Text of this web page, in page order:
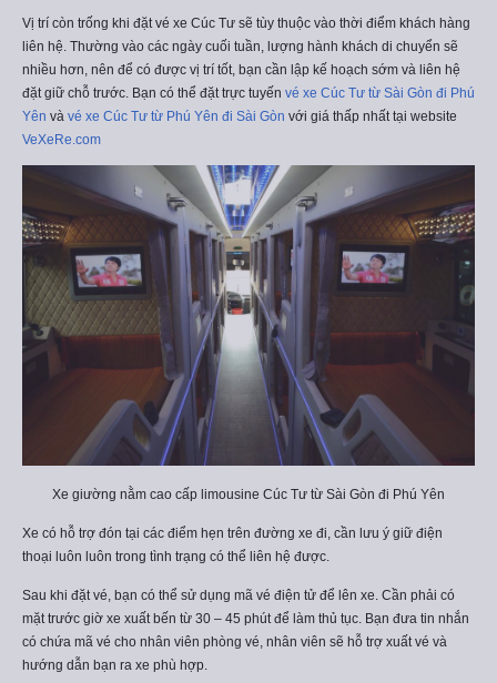
Vị trí còn trống khi đặt vé xe Cúc Tư sẽ tùy thuộc vào thời điểm khách hàng
liên hệ. Thường vào các ngày cuối tuần, lượng hành khách di chuyển sẽ
nhiều hơn, nên để có được vị trí tốt, bạn cần lập kế hoạch sớm và liên hệ
đặt giữ chỗ trước. Bạn có thể đặt trực tuyến vé xe Cúc Tư từ Sài Gòn đi Phú
Yên và vé xe Cúc Tư từ Phú Yên đi Sài Gòn với giá thấp nhất tại website
VeXeRe.com
Xe giường nằm cao cấp limousine Cúc Tư từ Sài Gòn đi Phú Yên
Xe có hỗ trợ đón tại các điểm hẹn trên đường xe đi, cần lưu ý giữ điện
thoại luôn luôn trong tình trạng có thể liên hệ được.
Sau khi đặt vé, bạn có thể sử dụng mã vé điện tử để lên xe. Cần phải có
mặt trước giờ xe xuất bến từ 30 – 45 phút để làm thủ tục. Bạn đưa tin nhắn
có chứa mã vé cho nhân viên phòng vé, nhân viên sẽ hỗ trợ xuất vé và
hướng dẫn bạn ra xe phù hợp.